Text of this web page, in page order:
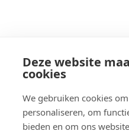
Deze website
cookies
We gebruiken cookies
personaliseren, om
bieden en om ons